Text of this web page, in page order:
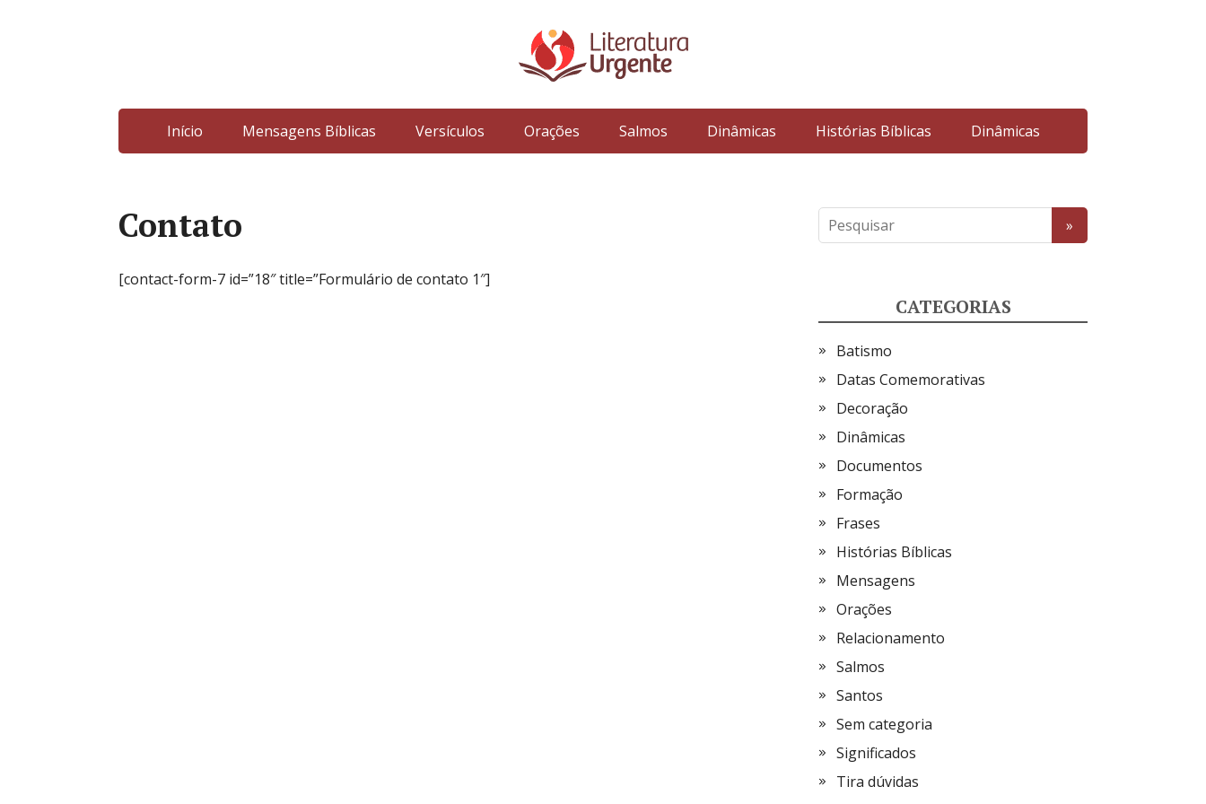
Início Mensagens Bíblicas Versículos Orações Salmos Dinâmicas Histórias Bíblicas Dinâmicas
Contato
[contact-form-7 id=”18″ title=”Formulário de contato 1″]
CATEGORIAS
Batismo
Datas Comemorativas
Decoração
Dinâmicas
Documentos
Formação
Frases
Histórias Bíblicas
Mensagens
Orações
Relacionamento
Salmos
Santos
Sem categoria
Significados
Tira dúvidas